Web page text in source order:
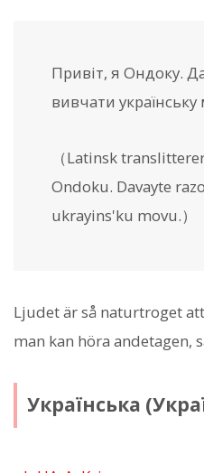
Привіт, я Ондоку.
вивчати українську
（Latinsk
Ondoku. Davayte
ukrayins'ku movu.）
Ljudet är så naturtroget
man kan höra andetagen,
Українська